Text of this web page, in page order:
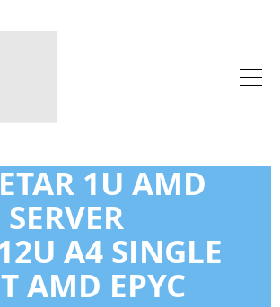
1U AMD
A4 SINGLE
AMD EPYC